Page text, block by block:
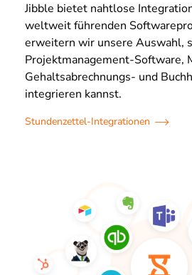
Jibble bietet nahtlose
weltweit führenden
erweitern wir unsere Auswahl,
Projektmanagement-Software,
Gehaltsabrechnungs- und
integrieren kannst.
Stundenzettel-Integrationen